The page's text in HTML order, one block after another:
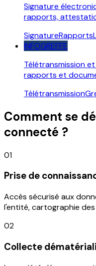
Signature
rapports,
SignatureRapports
INFOGREFFE
Télétransmission
rapports et
Télétransmission
Comment se
connecté ?
01
Prise de
Accès sécurisé aux
l'entité, cartographie
02
Collecte